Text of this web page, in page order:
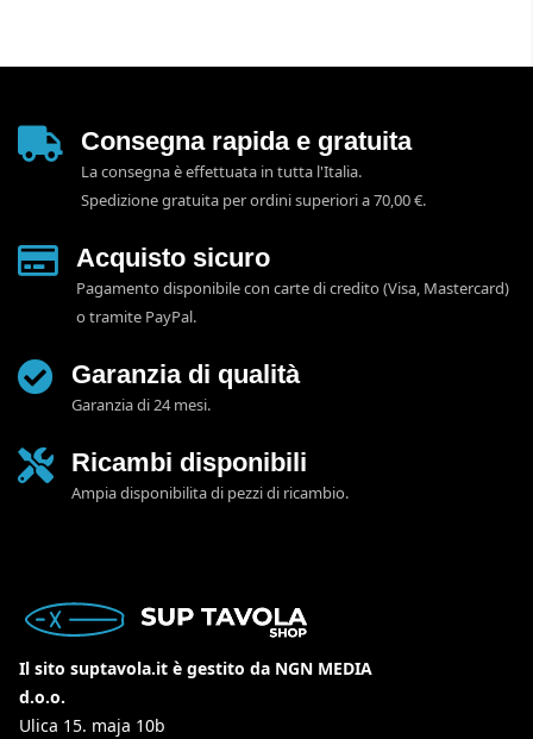
Consegna rapida e gratuita
La consegna è effettuata in tutta l'Italia.
Spedizione gratuita per ordini superiori a 70,00 €.
Acquisto sicuro
Pagamento disponibile con carte di credito (Visa, Mastercard)
o tramite PayPal.
Garanzia di qualità
Garanzia di 24 mesi.
Ricambi disponibili
Ampia disponibilita di pezzi di ricambio.
Il sito suptavola.it è gestito da NGN MEDIA
d.o.o.
Ulica 15. maja 10b